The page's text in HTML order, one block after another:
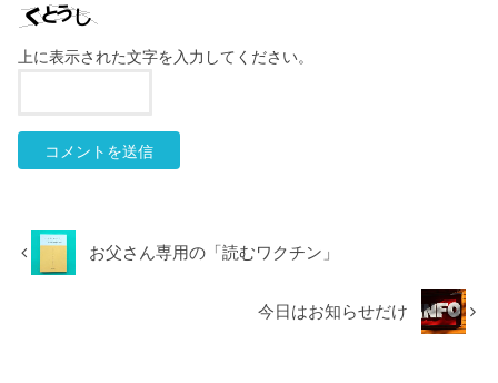
上に表示された文字を入力してください。
お父さん専用の「読むワクチン」
今日はお知らせだけ